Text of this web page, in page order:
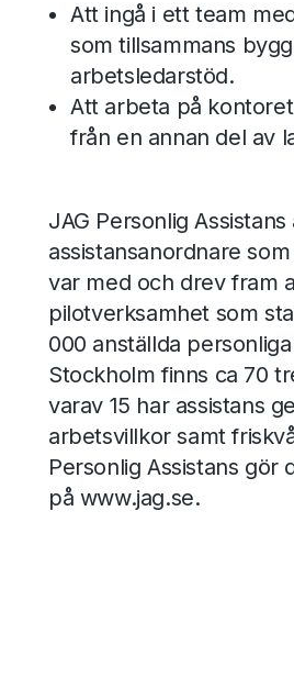
Att ingå i ett team
som tillsammans
arbetsledarstöd.
Att arbeta på
från en annan del av
JAG Personlig
assistansanordnare
var med och drev fram
pilotverksamhet som
000 anställda
Stockholm finns ca 70
varav 15 har assistans
arbetsvillkor samt
Personlig Assistans gör
på www.jag.se.